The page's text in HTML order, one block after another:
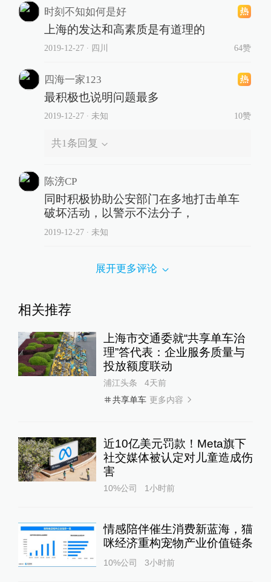
时刻不知如何是好
上海的发达和高素质是有道理的
2019-12-27∙ 四川 64赞
四海一家123
最积极也说明问题最多
2019-12-27∙ 未知 10赞
共1条回复
陈滂CP
同时积极协助公安部门在多地打击单车
破坏活动，以警示不法分子，
2019-12-27∙ 未知
展开更多评论
相关推荐
上海市交通委就“共享单车治
理”答代表：企业服务质量与
投放额度联动
浦江头条
4天前
共享单车 更多内容
近10亿美元罚款！Meta旗下
社交媒体被认定对儿童造成伤
害
10%公司 1小时前
情感陪伴催生消费新蓝海，猫
咪经济重构宠物产业价值链条
10%公司 3小时前